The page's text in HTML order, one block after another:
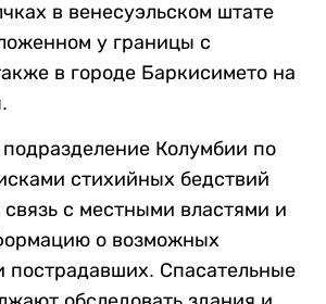
в венесуэльском штате
у границы с
в городе Баркисимето на
Колумбии по
стихийных бедствий
с местными властями и
о возможных
пострадавших. Спасательные